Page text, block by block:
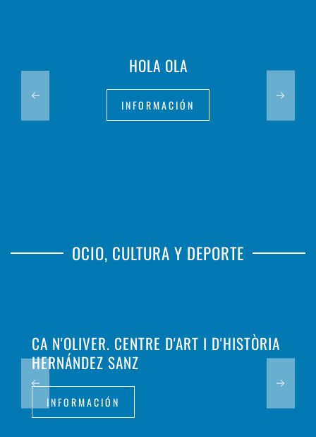
HOLA OLA
INFORMACIÓN
OCIO, CULTURA Y DEPORTE
CA N'OLIVER. CENTRE D'ART I D'HISTÒRIA
HERNÁNDEZ SANZ
INFORMACIÓN